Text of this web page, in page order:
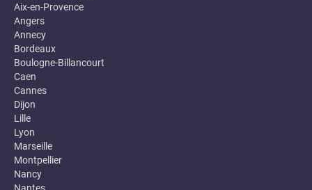
Aix-en-Provence
Angers
Annecy
Bordeaux
Boulogne-Billancourt
Caen
Cannes
Dijon
Lille
Lyon
Marseille
Montpellier
Nancy